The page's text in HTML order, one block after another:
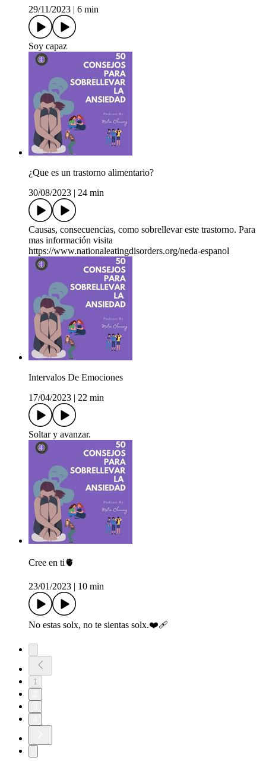
29/11/2023
6 min
Soy capaz
¿Que es un trastorno alimentario?
30/08/2023
24 min
Causas, consecuencias, como sobrellevar este trastorno. Para
mas información visita
https://www.nationaleatingdisorders.org/neda-espanol
Intervalos De Emociones
17/04/2023
22 min
Soltar y avanzar.
Cree en ti🫀
23/01/2023 10 min
No estas solx, no te sientas solx.❤️‍🩹
1